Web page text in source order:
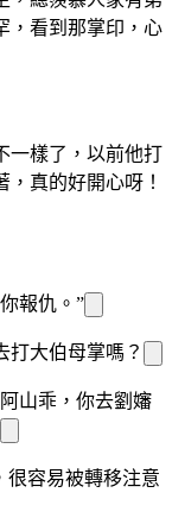
，看到那掌印，心
一樣了，以前他打
真的好開心呀！
報仇。”
打大伯母掌嗎？
山乖，你去劉嬸
很容易被轉移注意